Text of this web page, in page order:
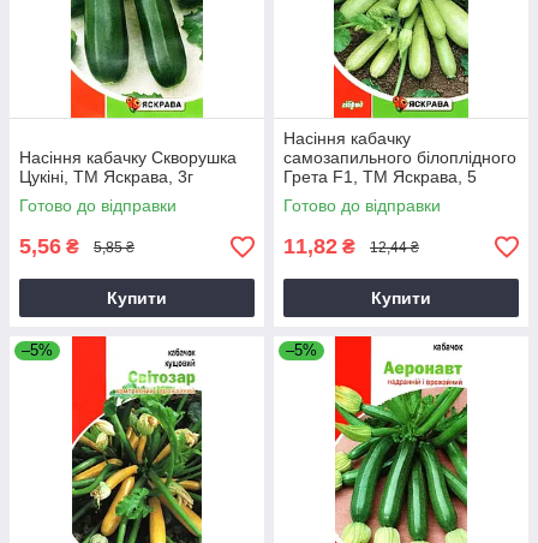
Насіння кабачку Скворушка
Цукiнi, ТМ Яскрава, 3г
Готово до відправки
5,56 ₴ 5,85 ₴
Купити
Насіння кабачку
самозапильного бiлоплідного
Грета F1, ТМ Яскрава, 5
насінин
Готово до відправки
11,82 ₴ 12,44 ₴
Купити
–5% –5%